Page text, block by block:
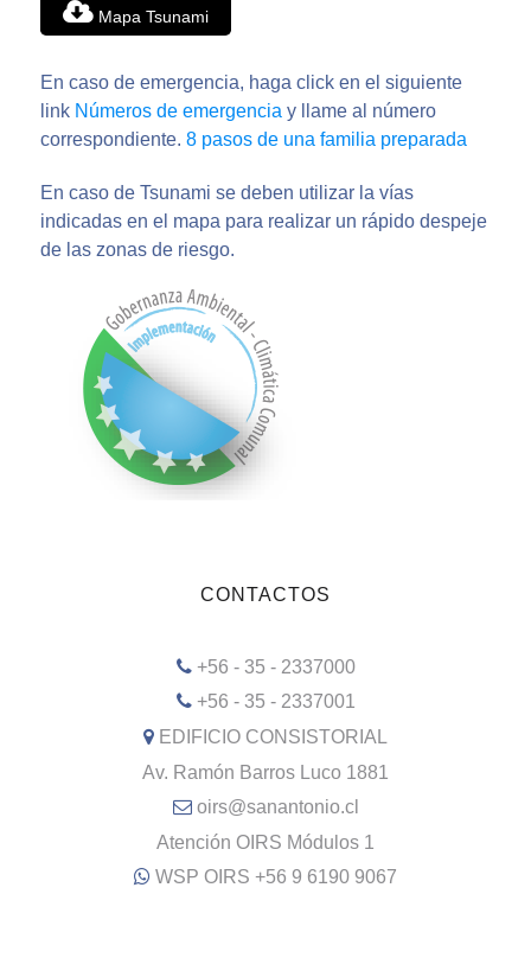
Mapa Tsunami
En caso de emergencia, haga click en el siguiente
link Números de emergencia y llame al número
correspondiente. 8 pasos de una familia preparada
En caso de Tsunami se deben utilizar la vías
indicadas en el mapa para realizar un rápido despeje
de las zonas de riesgo.
CONTACTOS
+56 - 35 - 2337000
+56 - 35 - 2337001
EDIFICIO CONSISTORIAL
Av. Ramón Barros Luco 1881
oirs@sanantonio.cl
Atención OIRS Módulos 1
WSP OIRS +56 9 6190 9067